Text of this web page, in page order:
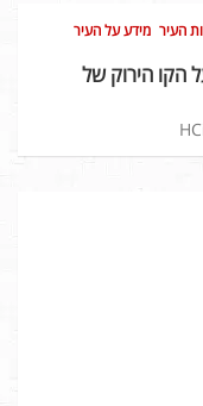
העיר מידע על העיר
הקו הירוק של